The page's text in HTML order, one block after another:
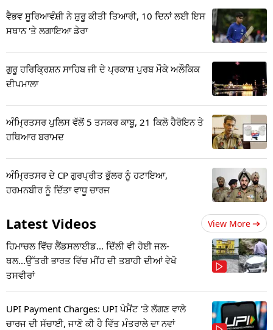
ਵੈਭਵ ਸੂਰਿਆਵੰਸ਼ੀ ਨੇ ਸ਼ੁਰੂ ਕੀਤੀ ਤਿਆਰੀ, 10 ਦਿਨਾਂ ਲਈ ਇਸ
ਸਥਾਨ 'ਤੇ ਲਗਾਇਆ ਡੇਰਾ
ਗੁਰੂ ਹਰਿਕ੍ਰਿਸ਼ਨ ਸਾਹਿਬ ਜੀ ਦੇ ਪ੍ਰਕਾਸ਼ ਪੁਰਬ ਮੌਕੇ ਅਲੌਕਿਕ
ਦੀਪਮਾਲਾ
ਅੰਮ੍ਰਿਤਸਰ ਪੁਲਿਸ ਵੱਲੋਂ 5 ਤਸਕਰ ਕਾਬੂ, 21 ਕਿਲੋ ਹੈਰੋਇਨ ਤੇ
ਹਥਿਆਰ ਬਰਾਮਦ
ਅੰਮ੍ਰਿਤਸਰ ਦੇ CP ਗੁਰਪ੍ਰੀਤ ਭੁੱਲਰ ਨੂੰ ਹਟਾਇਆ,
ਹਰਮਨਬੀਰ ਨੂੰ ਦਿੱਤਾ ਵਾਧੂ ਚਾਰਜ
Latest Videos View More
ਹਿਮਾਚਲ ਵਿੱਚ ਲੈਂਡਸਲਾਈਡ... ਦਿੱਲੀ ਵੀ ਹੋਈ ਜਲ-
ਥਲ...ਉੱਤਰੀ ਭਾਰਤ ਵਿੱਚ ਮੀਂਹ ਦੀ ਤਬਾਹੀ ਦੀਆਂ ਵੇਖੋ
ਤਸਵੀਰਾਂ
UPI Payment Charges: UPI ਪੇਮੈਂਟ 'ਤੇ ਲੱਗਣ ਵਾਲੇ
ਚਾਰਜ ਦੀ ਸੱਚਾਈ, ਜਾਣੋ ਕੀ ਹੈ ਵਿੱਤ ਮੰਤਰਾਲੇ ਦਾ ਨਵਾਂ